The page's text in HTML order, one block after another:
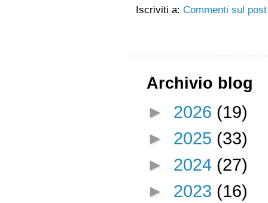
Iscriviti a: Commenti sul
Archivio blog
► 2026 (19)
► 2025 (33)
► 2024 (27)
► 2023 (16)